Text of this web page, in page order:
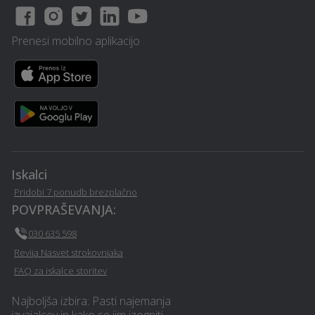
Frizerstvo - Turnisce
Avtošola - Turnisce
Poslovni programi -
Lepotni posegi - Turnisce
Strešna okna - Turnisce
Parketarstvo - Turnisce
Iskalci
Pridobi 7 ponudb brezplačno
POVPRAŠEVANJA:
030 635 598
Revija Nasvet strokovnjaka
FAQ za iskalce storitev
Najboljša izbira: Pasti najemanja
Prenesi mobilno aplikacijo